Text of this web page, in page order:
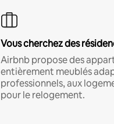
Vous cherchez des
Airbnb propose des
entièrement meublés
professionnels, aux
pour le relogement.